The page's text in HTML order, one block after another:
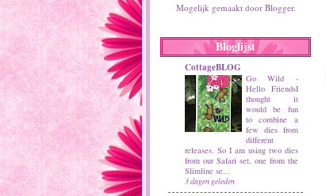
Mogelijk gemaakt door Blogger.
Bloglijst
CottageBLOG
Go Wild
-
Hello FriendsI
thought it
would be fun
to combine a
few dies from
different
releases. So I am using two dies
from our Safari set, one from the
Slimline se...
3 dagen geleden